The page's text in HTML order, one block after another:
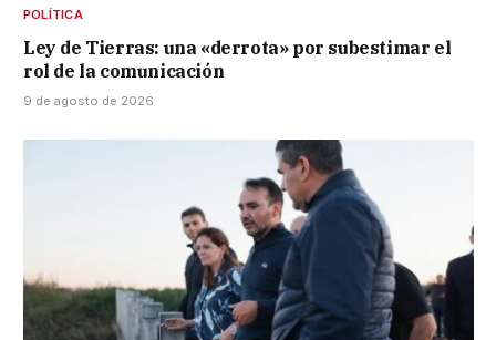
POLÍTICA
Ley de Tierras: una «derrota» por subestimar el
rol de la comunicación
9 de agosto de 2026